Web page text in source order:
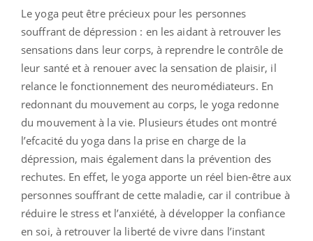
Le yoga peut être précieux pour les personnes
souffrant de dépression : en les aidant à retrouver les
sensations dans leur corps, à reprendre le contrôle de
leur santé et à renouer avec la sensation de plaisir, il
relance le fonctionnement des neuromédiateurs. En
redonnant du mouvement au corps, le yoga redonne
du mouvement à la vie. Plusieurs études ont montré
l’efcacité du yoga dans la prise en charge de la
dépression, mais également dans la prévention des
rechutes. En effet, le yoga apporte un réel bien-être aux
personnes souffrant de cette maladie, car il contribue à
réduire le stress et l’anxiété, à développer la confiance
en soi, à retrouver la liberté de vivre dans l’instant